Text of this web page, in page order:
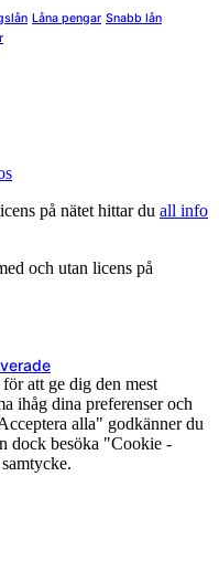
Låna pengar Snabb lån
på nätet hittar du all info
och utan licens på
att ge dig den mest
ihåg dina preferenser och
alla" godkänner du
dock besöka "Cookie -